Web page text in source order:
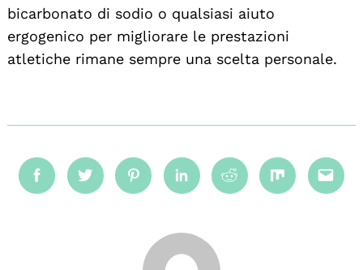
bicarbonato di sodio o qualsiasi aiuto
ergogenico per migliorare le prestazioni
atletiche rimane sempre una scelta personale.
FacebookTwitterPinterestLinkedinRedditMix